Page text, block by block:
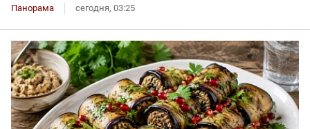
Панорама сегодня, 03:25